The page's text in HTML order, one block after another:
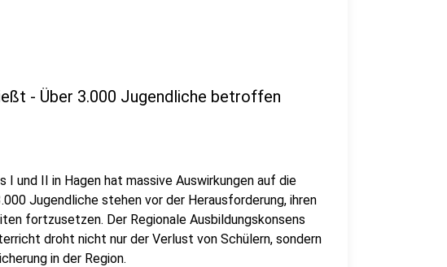
- Über 3.000 Jugendliche betroffen
I und II in Hagen hat massive Auswirkungen auf die
Jugendliche stehen vor der Herausforderung, ihren
fortzusetzen. Der Regionale Ausbildungskonsens
droht nicht nur der Verlust von Schülern, sondern
in der Region.